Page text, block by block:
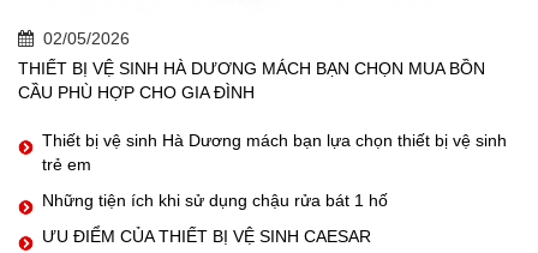
02/05/2026
THIẾT BỊ VỆ SINH HÀ DƯƠNG MÁCH BẠN CHỌN MUA BỒN
CẦU PHÙ HỢP CHO GIA ĐÌNH
Thiết bị vệ sinh Hà Dương mách bạn lựa chọn thiết bị vệ sinh
trẻ em
Những tiện ích khi sử dụng chậu rửa bát 1 hố
ƯU ĐIỂM CỦA THIẾT BỊ VỆ SINH CAESAR